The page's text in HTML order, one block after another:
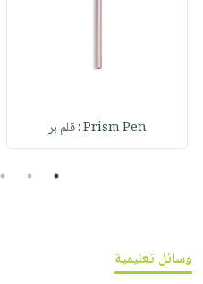
Prism Pen : قلم بر
1
2
3
وسائل تعليمية